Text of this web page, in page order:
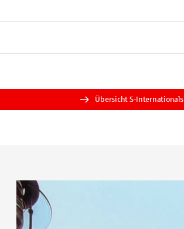
Übersicht S-Internationals